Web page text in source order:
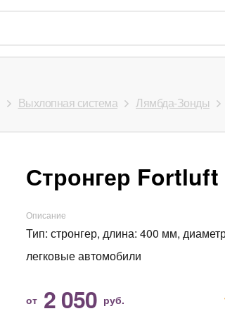
Выхлопная система Лямбда-Зонды
Стронгер Fortluft
Описание
Тип: стронгер, длина: 400 мм,
легковые автомобили
от 2 050 руб.